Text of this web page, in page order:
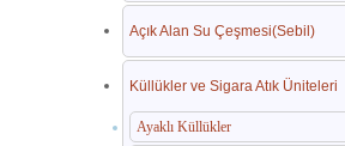
Açık Alan Su Çeşmesi(Sebil)
Küllükler ve Sigara Atık Üniteleri
Ayaklı Küllükler